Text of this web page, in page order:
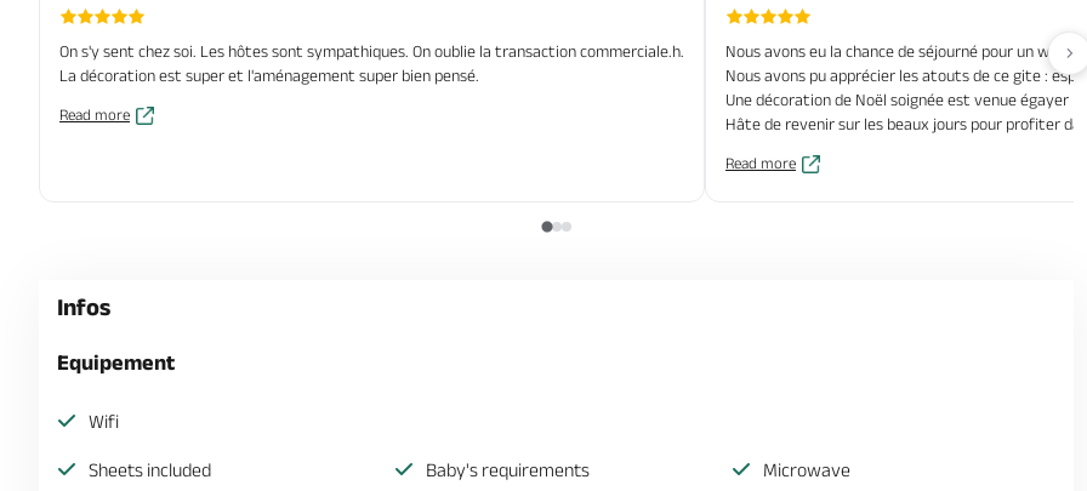
On s'y sent chez soi. Les hôtes sont sympathiques. On oublie la transaction commerciale.h.
La décoration est super et l'aménagement super bien pensé.
Read more
Nous avons eu la chance de séjourné pour un
Nous avons pu apprécier les atouts de ce gite :
Une décoration de Noël soignée est venue égayer
Hâte de revenir sur les beaux jours pour profiter
Read more
Infos
Equipement
Wifi
Sheets included Baby's requirements Microwave